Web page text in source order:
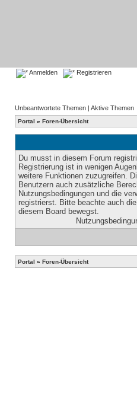
Anmelden Registrieren
Unbeantwortete Themen | Aktive Themen
Portal » Foren-Übersicht
Du musst in diesem Forum
Registrierung ist in wenigen
weitere Funktionen zuzugreifen.
Benutzern auch zusätzliche
Nutzungsbedingungen und die
registrierst. Bitte beachte auch
diesem Board bewegst.
Portal » Foren-Übersicht